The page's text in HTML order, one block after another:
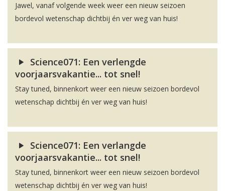
Jawel, vanaf volgende week weer een nieuw seizoen
bordevol wetenschap dichtbij én ver weg van huis!
Science071: Een verlengde
voorjaarsvakantie... tot snel!
Stay tuned, binnenkort weer een nieuw seizoen bordevol
wetenschap dichtbij én ver weg van huis!
Science071: Een verlangde
voorjaarsvakantie... tot snel!
Stay tuned, binnenkort weer een nieuw seizoen bordevol
wetenschap dichtbij én ver weg van huis!